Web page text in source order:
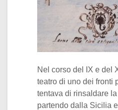
Nel corso del IX e del
teatro di uno dei fronti
tentava di rinsaldare
partendo dalla Sicilia